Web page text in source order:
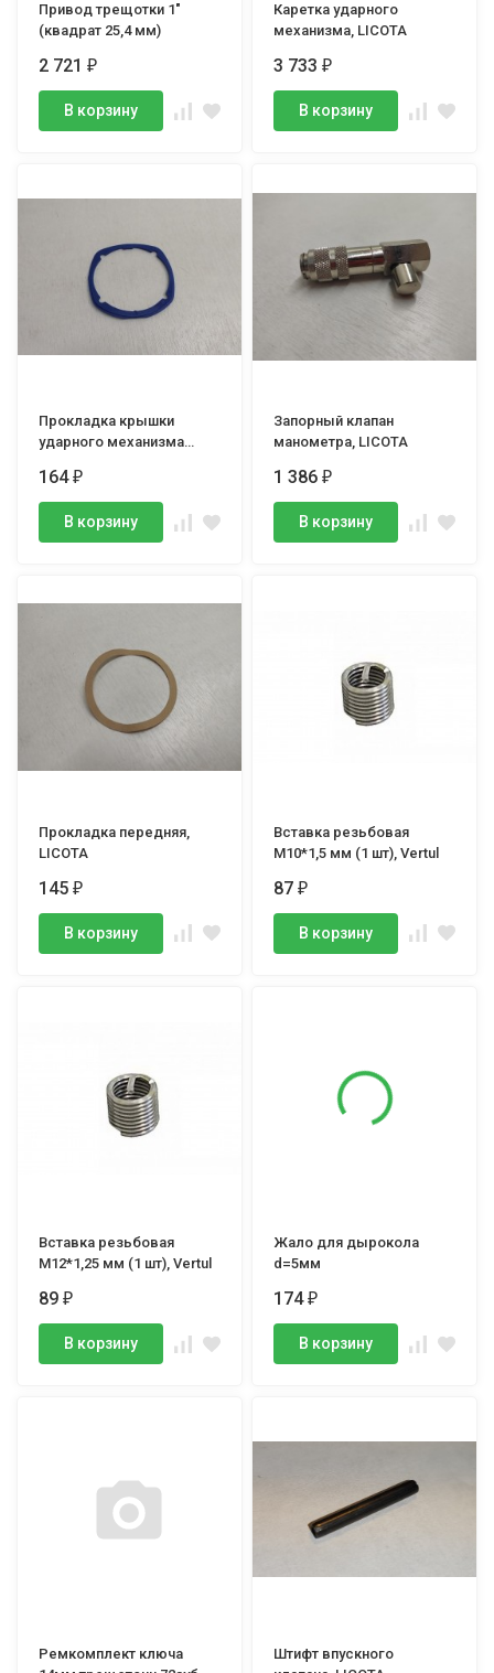
Привод трещотки 1"
(квадрат 25,4 мм)
2 721₽
В корзину
Каретка ударного
механизма, LICOTA
3 733₽
В корзину
Прокладка крышки
ударного механизма
164₽
В корзину
Запорный клапан
манометра, LICOTA
1 386₽
В корзину
Прокладка передняя,
LICOTA
145₽
В корзину
Вставка резьбовая
M10*1,5 мм (1 шт), Vertul
87₽
В корзину
Вставка резьбовая
M12*1,25 мм (1 шт), Vertul
89₽
В корзину
Жало для дырокола
d=5мм
174₽
В корзину
Ремкомплект ключа
Штифт впускного